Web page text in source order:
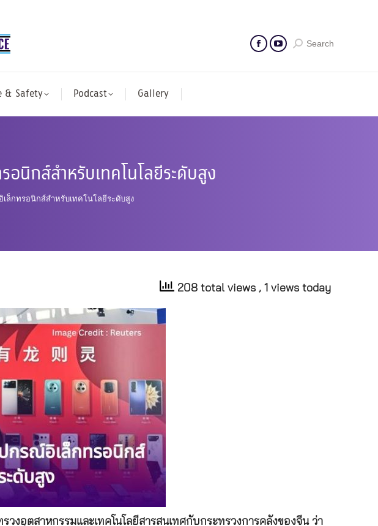
Search
& Safety Podcast Gallery
นิกส์สำหรับเทคโนโลยีระดับสูง
ล็กทรอนิกส์สำหรับเทคโนโลยีระดับสูง
208 total views , 1 views today
งอุตสาหกรรมและเทคโนโลยีสารสนเทศกับกระทรวงการคลังของจีน ว่า